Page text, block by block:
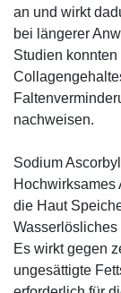
an und wirkt
bei längerer
Studien
nachweisen.
Sodium
Hochwirksames
die Haut
Es wirkt gegen
ungesättigte